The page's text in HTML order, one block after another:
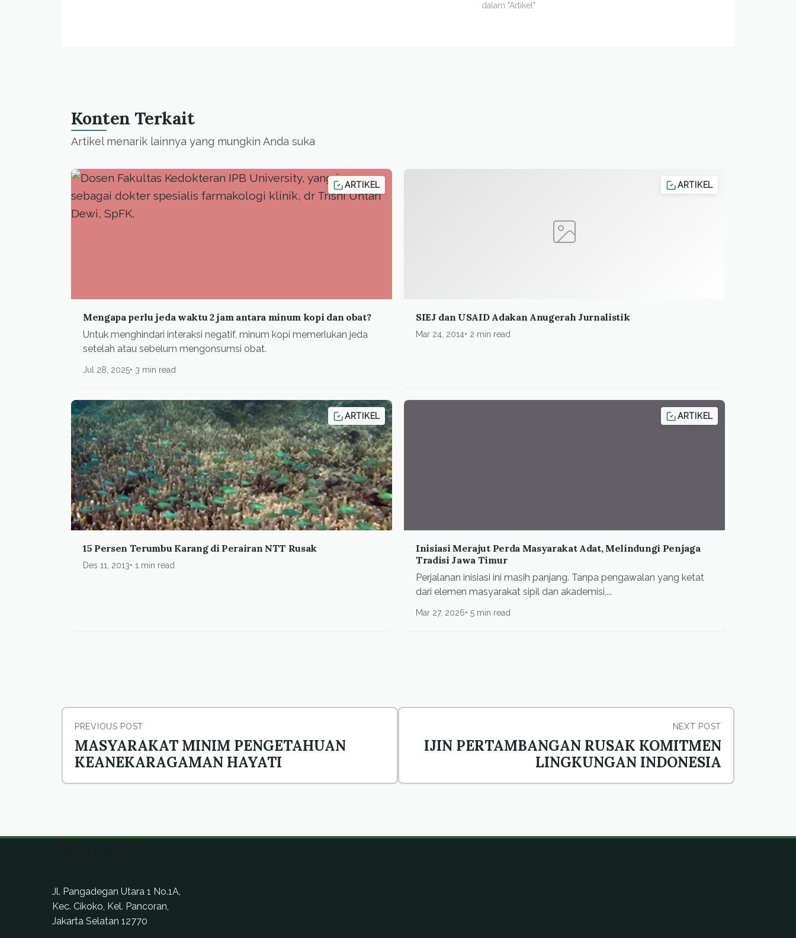
dalam "Artikel"
Konten Terkait
Artikel menarik lainnya yang mungkin Anda suka
ARTIKEL
Mengapa perlu jeda waktu 2 jam antara minum kopi dan obat?
Untuk menghindari interaksi negatif, minum kopi memerlukan jeda
setelah atau sebelum mengonsumsi obat.
Jul 28, 2025 3 min read
ARTIKEL
SIEJ dan USAID Adakan Anugerah Jurnalistik
Mar 24, 2014 2 min read
ARTIKEL
15 Persen Terumbu Karang di Perairan NTT Rusak
Des 11, 2013 1 min read
ARTIKEL
Inisiasi Merajut Perda Masyarakat Adat, Melindungi Penjaga
Tradisi Jawa Timur
Perjalanan inisiasi ini masih panjang. Tanpa pengawalan yang ketat
dari elemen masyarakat sipil dan akademisi,...
Mar 27, 2026 5 min read
PREVIOUS POST
MASYARAKAT MINIM PENGETAHUAN
KEANEKARAGAMAN HAYATI
NEXT POST
IJIN PERTAMBANGAN RUSAK KOMITMEN
LINGKUNGAN INDONESIA
Jl. Pangadegan Utara 1 No.1A,
Kec. Cikoko, Kel. Pancoran,
Jakarta Selatan 12770